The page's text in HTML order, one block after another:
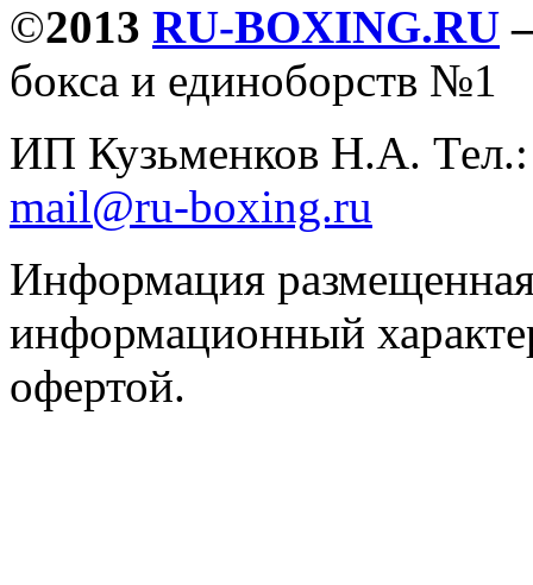
©2013 RU-BOXING.RU
бокса и единоборств №1
ИП Кузьменков Н.А.
mail@ru-boxing.ru
Информация
информационный
офертой.